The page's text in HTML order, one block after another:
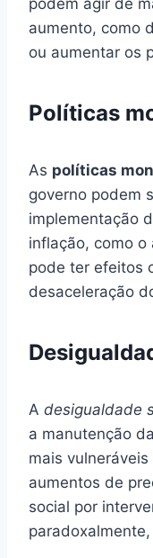
aumento, como
ou aumentar os
Políticas
As políticas
governo podem
implementação
inflação, como
pode ter efeitos
desaceleração
A desigualdade
a manutenção
mais
aumentos de
social por